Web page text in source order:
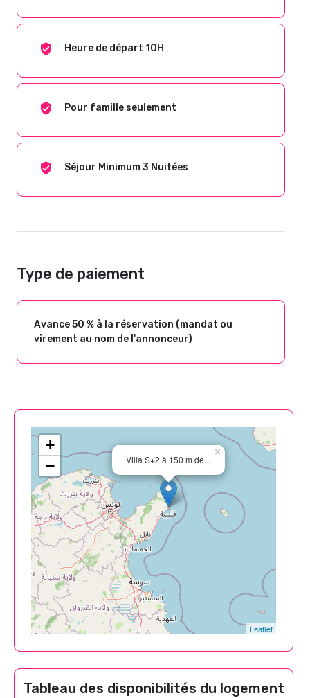
Heure de départ 10H
Pour famille seulement
Séjour Minimum 3 Nuitées
Type de paiement
Avance 50 % à la réservation (mandat ou
virement au nom de l'annonceur)
Villa S+2 à 150 m de...
×
+
−
Leaflet
Tableau des disponibilités du logement